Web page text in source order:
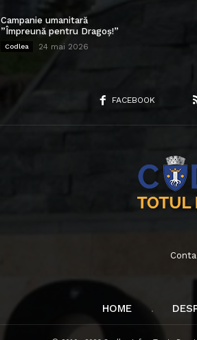
Campanie umanitară
”Împreună pentru Dragoș!”
Codlea 24 mai 2026
FACEBOOK
HOME